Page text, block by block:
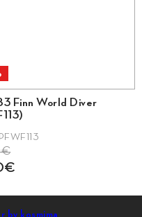
World Diver